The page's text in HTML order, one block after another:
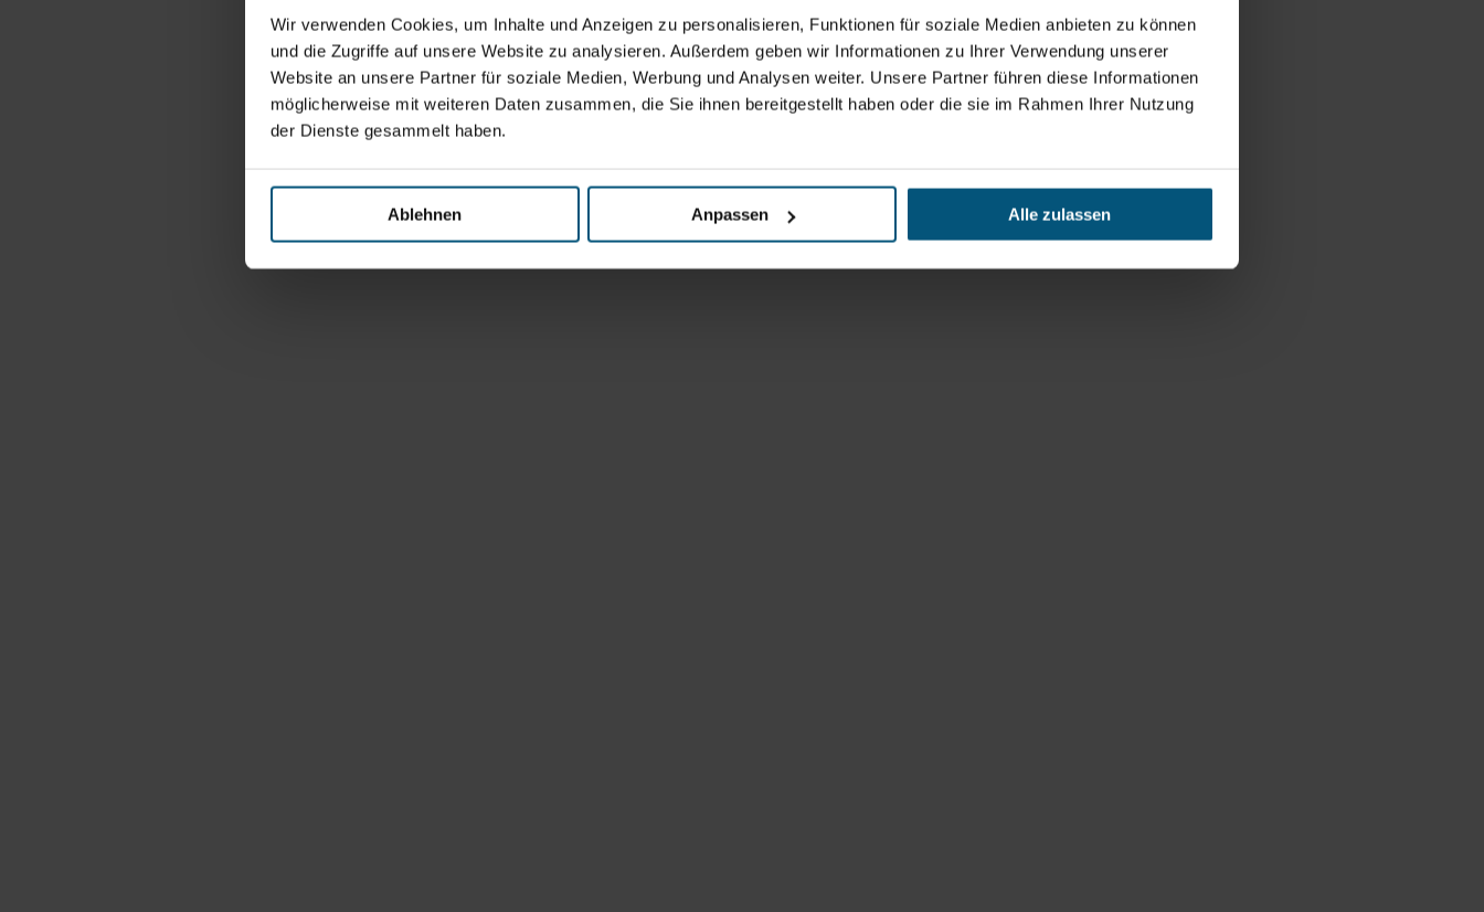
Wir verwenden Cookies, um Inhalte und Anzeigen zu personalisieren, Funktionen für soziale Medien anbieten zu können
und die Zugriffe auf unsere Website zu analysieren. Außerdem geben wir Informationen zu Ihrer Verwendung unserer
Website an unsere Partner für soziale Medien, Werbung und Analysen weiter. Unsere Partner führen diese Informationen
möglicherweise mit weiteren Daten zusammen, die Sie ihnen bereitgestellt haben oder die sie im Rahmen Ihrer Nutzung
der Dienste gesammelt haben.
Ablehnen Anpassen Alle zulassen